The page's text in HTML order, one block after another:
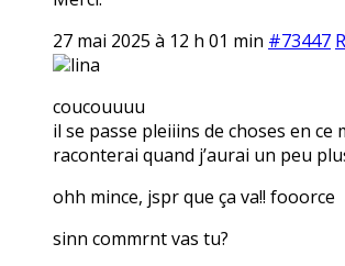
27 mai 2025 à 12 h 01 min #73447
lina
coucouuuu
il se passe pleiiins de choses en ce
raconterai quand j’aurai un peu
ohh mince, jspr que ça va!! fooorce
sinn commrnt vas tu?